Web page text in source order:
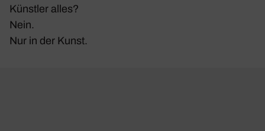
Künstler alles?
Nein.
Nur in der Kunst.